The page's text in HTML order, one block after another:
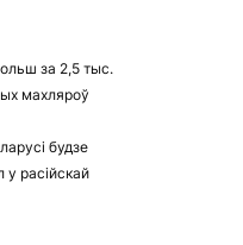
за 2,5 тыс.
махляроў
будзе
у расійскай